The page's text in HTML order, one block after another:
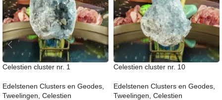
Celestien cluster nr. 1
Edelstenen Clusters en Geodes
Tweelingen Celestien
Celestien cluster nr. 10
Edelstenen Clusters en Geodes
Tweelingen Celestien